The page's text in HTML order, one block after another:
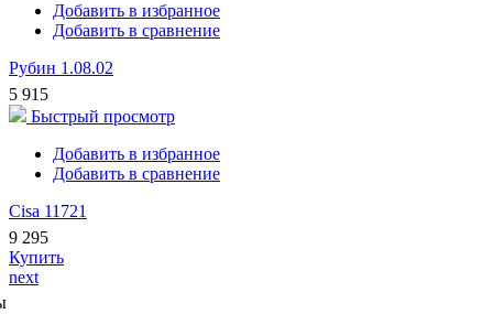
Добавить в избранное
Добавить в сравнение
Рубин 1.08.02
5 915
Быстрый просмотр
Добавить в избранное
Добавить в сравнение
Cisa 11721
9 295
Купить
next